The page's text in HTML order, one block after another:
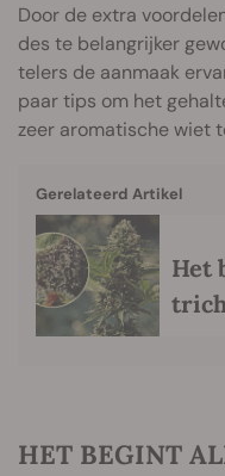
Door de extra
des te belangrijker
telers de aanmaak
paar tips om het
zeer aromatische wiet
Gerelateerd Artikel
Het
HET BEGINT